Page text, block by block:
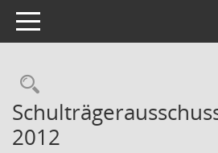
Toggle navigation
Rechercheauswahl
2012